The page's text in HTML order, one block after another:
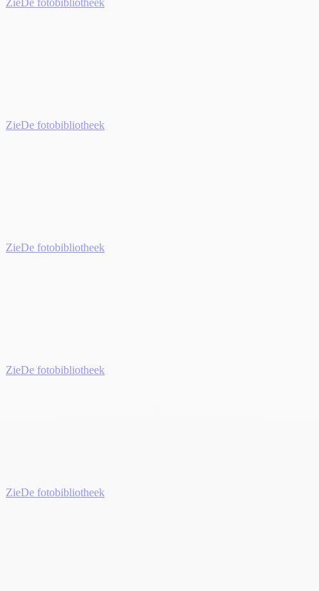
Zie De fotobibliotheek
ZieDe fotobibliotheek
ZieDe fotobibliotheek
ZieDe fotobibliotheek
ZieDe fotobibliotheek